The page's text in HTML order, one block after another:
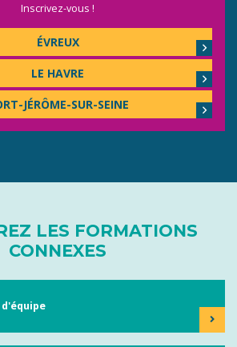
Inscrivez-vous !
ÉVREUX
LE HAVRE
JÉRÔME-SUR-SEINE
LES FORMATIONS
CONNEXES
d'équipe